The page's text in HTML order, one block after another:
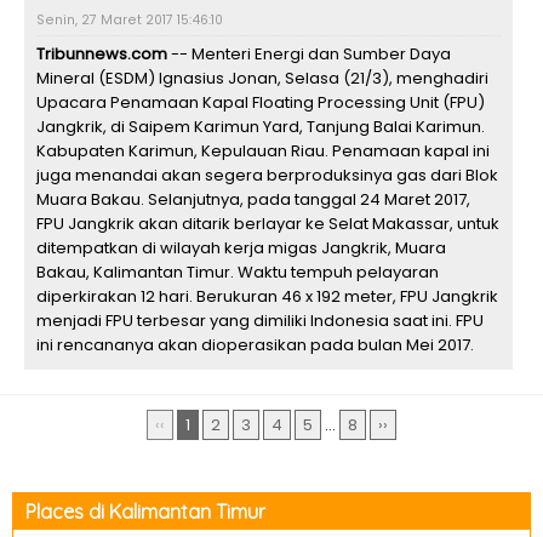
Senin, 27 Maret 2017 15:46:10
Tribunnews.com-- Menteri Energi dan Sumber Daya
Mineral (ESDM) Ignasius Jonan, Selasa (21/3), menghadiri
Upacara Penamaan Kapal Floating Processing Unit (FPU)
Jangkrik, di Saipem Karimun Yard, Tanjung Balai Karimun.
Kabupaten Karimun, Kepulauan Riau. Penamaan kapal ini
juga menandai akan segera berproduksinya gas dari Blok
Muara Bakau. Selanjutnya, pada tanggal 24 Maret 2017,
FPU Jangkrik akan ditarik berlayar ke Selat Makassar, untuk
ditempatkan di wilayah kerja migas Jangkrik, Muara
Bakau, Kalimantan Timur. Waktu tempuh pelayaran
diperkirakan 12 hari. Berukuran 46 x 192 meter, FPU Jangkrik
menjadi FPU terbesar yang dimiliki Indonesia saat ini. FPU
ini rencananya akan dioperasikan pada bulan Mei 2017.
‹‹ 1 2 3 4 5 ... 8 ››
Places di Kalimantan Timur